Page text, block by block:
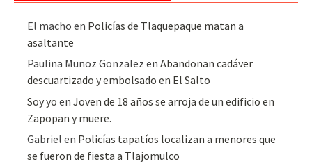
El macho en Policías de Tlaquepaque matan a
asaltante
Paulina Munoz Gonzalez enAbandonan cadáver
descuartizado y embolsado en El Salto
Soy yo enJoven de 18 años se arroja de un edificio en
Zapopan y muere.
Gabriel en Policías tapatíos localizan a menores que
se fueron de fiesta a Tlajomulco